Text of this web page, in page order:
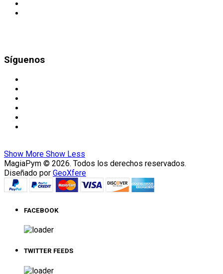
Síguenos
Show More Show Less
MagiaPym © 2026. Todos los derechos reservados.
Diseñado por GeoXfere
FACEBOOK
TWITTER FEEDS